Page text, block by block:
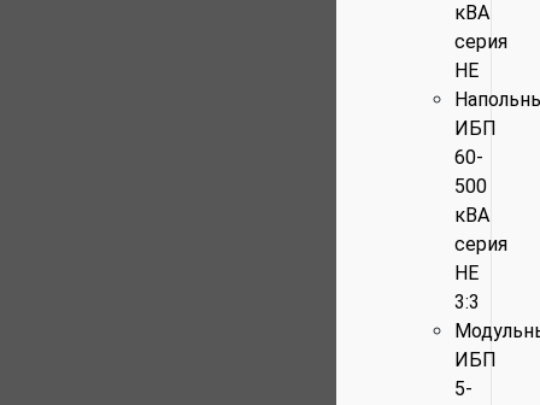
кВА
серия
HE
ИБП
60-
500
кВА
серия
HE
3:3
ИБП
5-